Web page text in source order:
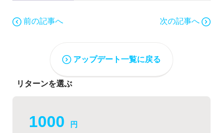
前の記事へ 次の記事へ
アップデート一覧に戻る
リターンを選ぶ
1000 円